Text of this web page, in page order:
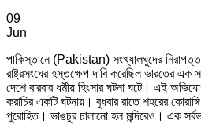
09
Jun
পাকিস্তানে (Pakistan) সংখ্যালঘুদের
রাষ্ট্রসংঘের হস্তক্ষেপ দাবি করেছিল ভারতের এক
দেশে বারবার ধর্মীয় হিংসার ঘটনা ঘটে। এই
করাচির একটি ঘটনায়। বুধবার রাতে শহরের
পুরোহিত। ভাঙচুর চালানো হল মন্দিরেও। এক